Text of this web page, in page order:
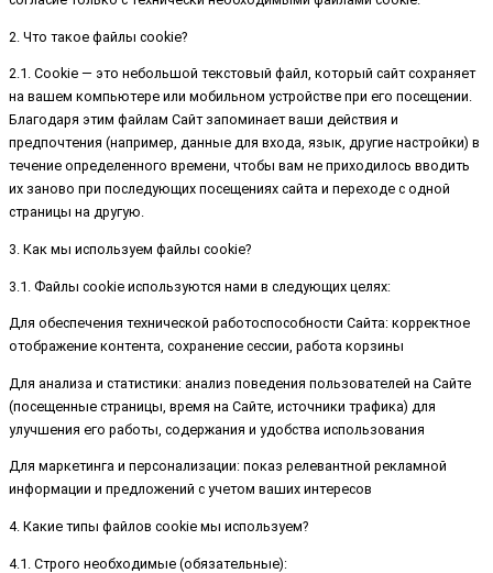
2. Что такое файлы cookie?
2.1. Cookie — это небольшой текстовый файл, который сайт сохраняет
на вашем компьютере или мобильном устройстве при его посещении.
Благодаря этим файлам Сайт запоминает ваши действия и
предпочтения (например, данные для входа, язык, другие настройки) в
течение определенного времени, чтобы вам не приходилось вводить
их заново при последующих посещениях сайта и переходе с одной
страницы на другую.
3. Как мы используем файлы cookie?
3.1. Файлы cookie используются нами в следующих целях:
Для обеспечения технической работоспособности Сайта: корректное
отображение контента, сохранение сессии, работа корзины
Для анализа и статистики: анализ поведения пользователей на Сайте
(посещенные страницы, время на Сайте, источники трафика) для
улучшения его работы, содержания и удобства использования
Для маркетинга и персонализации: показ релевантной рекламной
информации и предложений с учетом ваших интересов
4. Какие типы файлов cookie мы используем?
4.1. Строго необходимые (обязательные):